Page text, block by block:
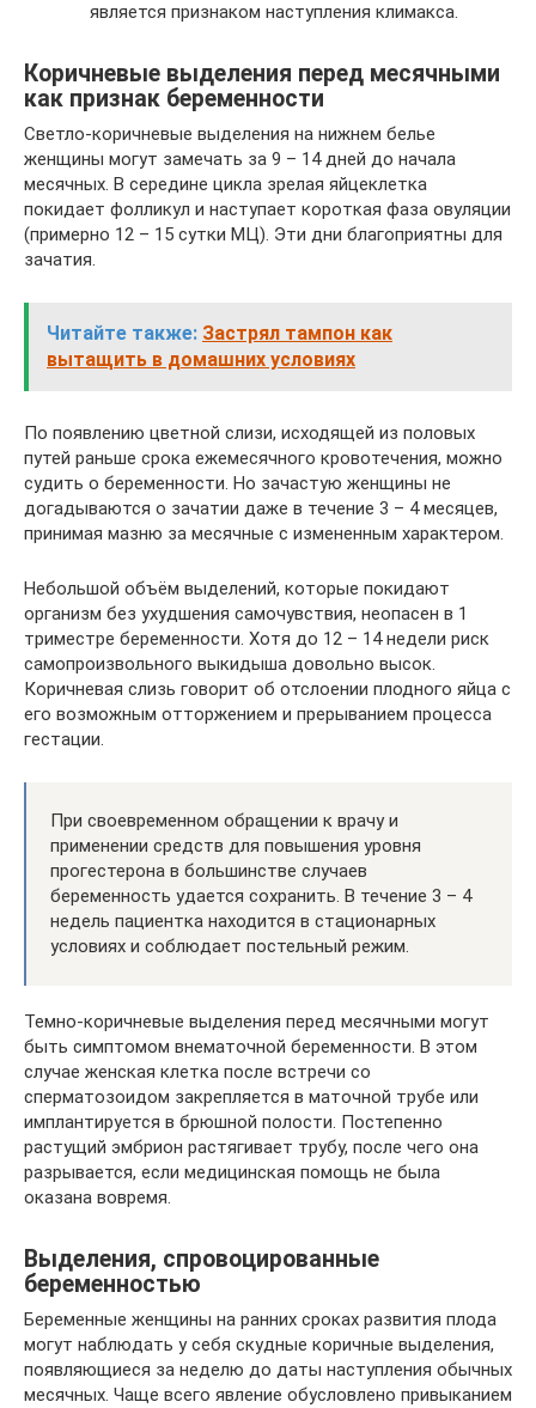
является признаком наступления климакса.
Коричневые выделения перед месячными
как признак беременности
Светло-коричневые выделения на нижнем белье
женщины могут замечать за 9 – 14 дней до начала
месячных. В середине цикла зрелая яйцеклетка
покидает фолликул и наступает короткая фаза овуляции
(примерно 12 – 15 сутки МЦ). Эти дни благоприятны для
зачатия.
Читайте также: Застрял тампон как
вытащить в домашних условиях
По появлению цветной слизи, исходящей из половых
путей раньше срока ежемесячного кровотечения, можно
судить о беременности. Но зачастую женщины не
догадываются о зачатии даже в течение 3 – 4 месяцев,
принимая мазню за месячные с измененным характером.
Небольшой объём выделений, которые покидают
организм без ухудшения самочувствия, неопасен в 1
триместре беременности. Хотя до 12 – 14 недели риск
самопроизвольного выкидыша довольно высок.
Коричневая слизь говорит об отслоении плодного яйца с
его возможным отторжением и прерыванием процесса
гестации.
При своевременном обращении к врачу и
применении средств для повышения уровня
прогестерона в большинстве случаев
беременность удается сохранить. В течение 3 – 4
недель пациентка находится в стационарных
условиях и соблюдает постельный режим.
Темно-коричневые выделения перед месячными могут
быть симптомом внематочной беременности. В этом
случае женская клетка после встречи со
сперматозоидом закрепляется в маточной трубе или
имплантируется в брюшной полости. Постепенно
растущий эмбрион растягивает трубу, после чего она
разрывается, если медицинская помощь не была
оказана вовремя.
Выделения, спровоцированные
беременностью
Беременные женщины на ранних сроках развития плода
могут наблюдать у себя скудные коричные выделения,
появляющиеся за неделю до даты наступления обычных
месячных. Чаще всего явление обусловлено привыканием